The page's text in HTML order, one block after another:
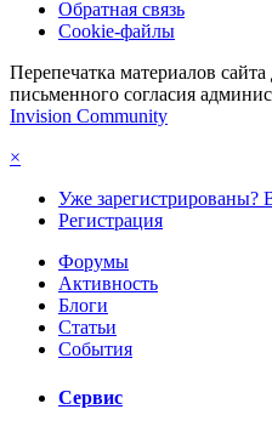
Обратная связь
Cookie-файлы
Перепечатка материалов сайта
письменного согласия
Invision Community
×
Уже зарегистрированы?
Регистрация
Форумы
Активность
Блоги
Статьи
События
Сервис